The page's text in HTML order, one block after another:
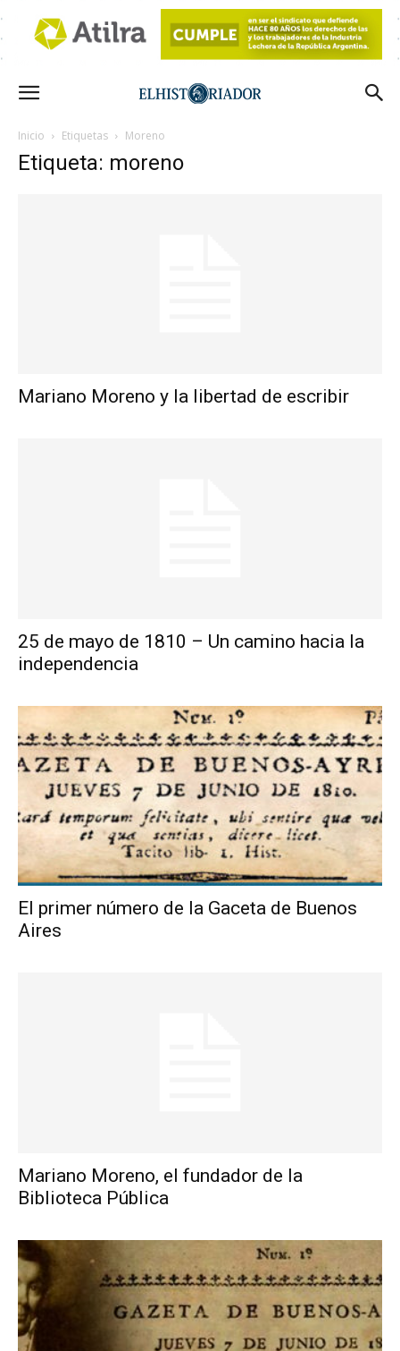
Inicio Etiquetas Moreno
Etiqueta: moreno
Mariano Moreno y la libertad de escribir
25 de mayo de 1810 – Un camino hacia la
independencia
El primer número de la Gaceta de Buenos
Aires
Mariano Moreno, el fundador de la
Biblioteca Pública